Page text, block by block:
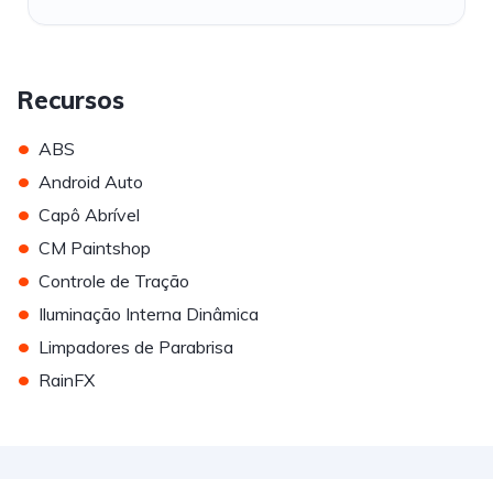
Recursos
• ABS
• Android Auto
• Capô Abrível
• CM Paintshop
• Controle de Tração
• Iluminação Interna Dinâmica
• Limpadores de Parabrisa
• RainFX